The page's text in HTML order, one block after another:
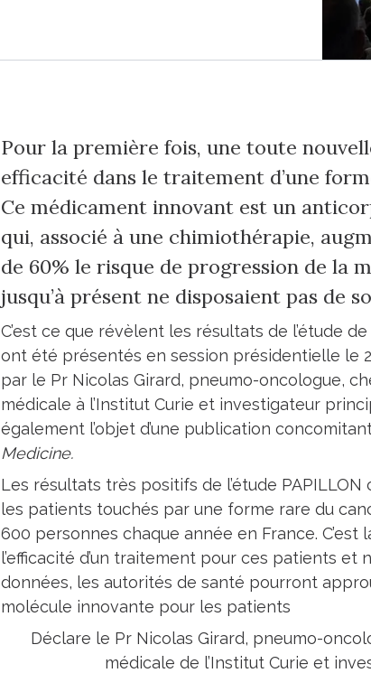
Pour la première fois, une toute
efficacité dans le traitement d’une
Ce médicament innovant est un
qui, associé à une chimiothérapie,
de 60% le risque de progression de la
jusqu’à présent ne disposaient pas de
C’est ce que révèlent les résultats de l’étude
ont été présentés en session présidentielle le
par le Pr Nicolas Girard, pneumo-oncologue,
médicale à l’Institut Curie et investigateur
également l’objet d’une publication
Medicine.
Les résultats très positifs de l’étude
les patients touchés par une forme rare du
600 personnes chaque année en France. C’est
l’efficacité d’un traitement pour ces patients et
données, les autorités de santé pourront
molécule innovante pour les patients
Déclare le Pr Nicolas Girard, pneumo-
médicale de l’Institut Curie et